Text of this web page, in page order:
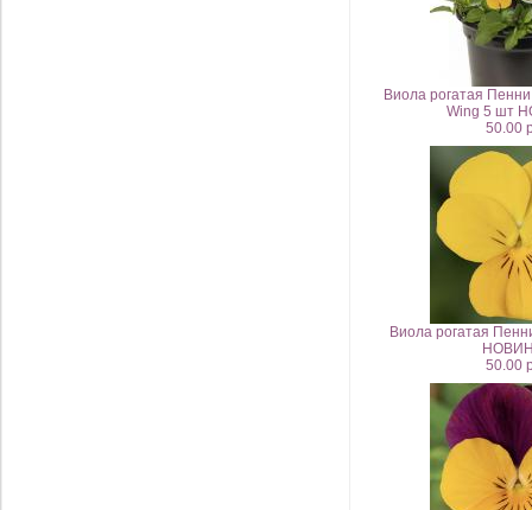
Виола рогатая
Wing 5 шт
50.00
Виола рогатая
50.00